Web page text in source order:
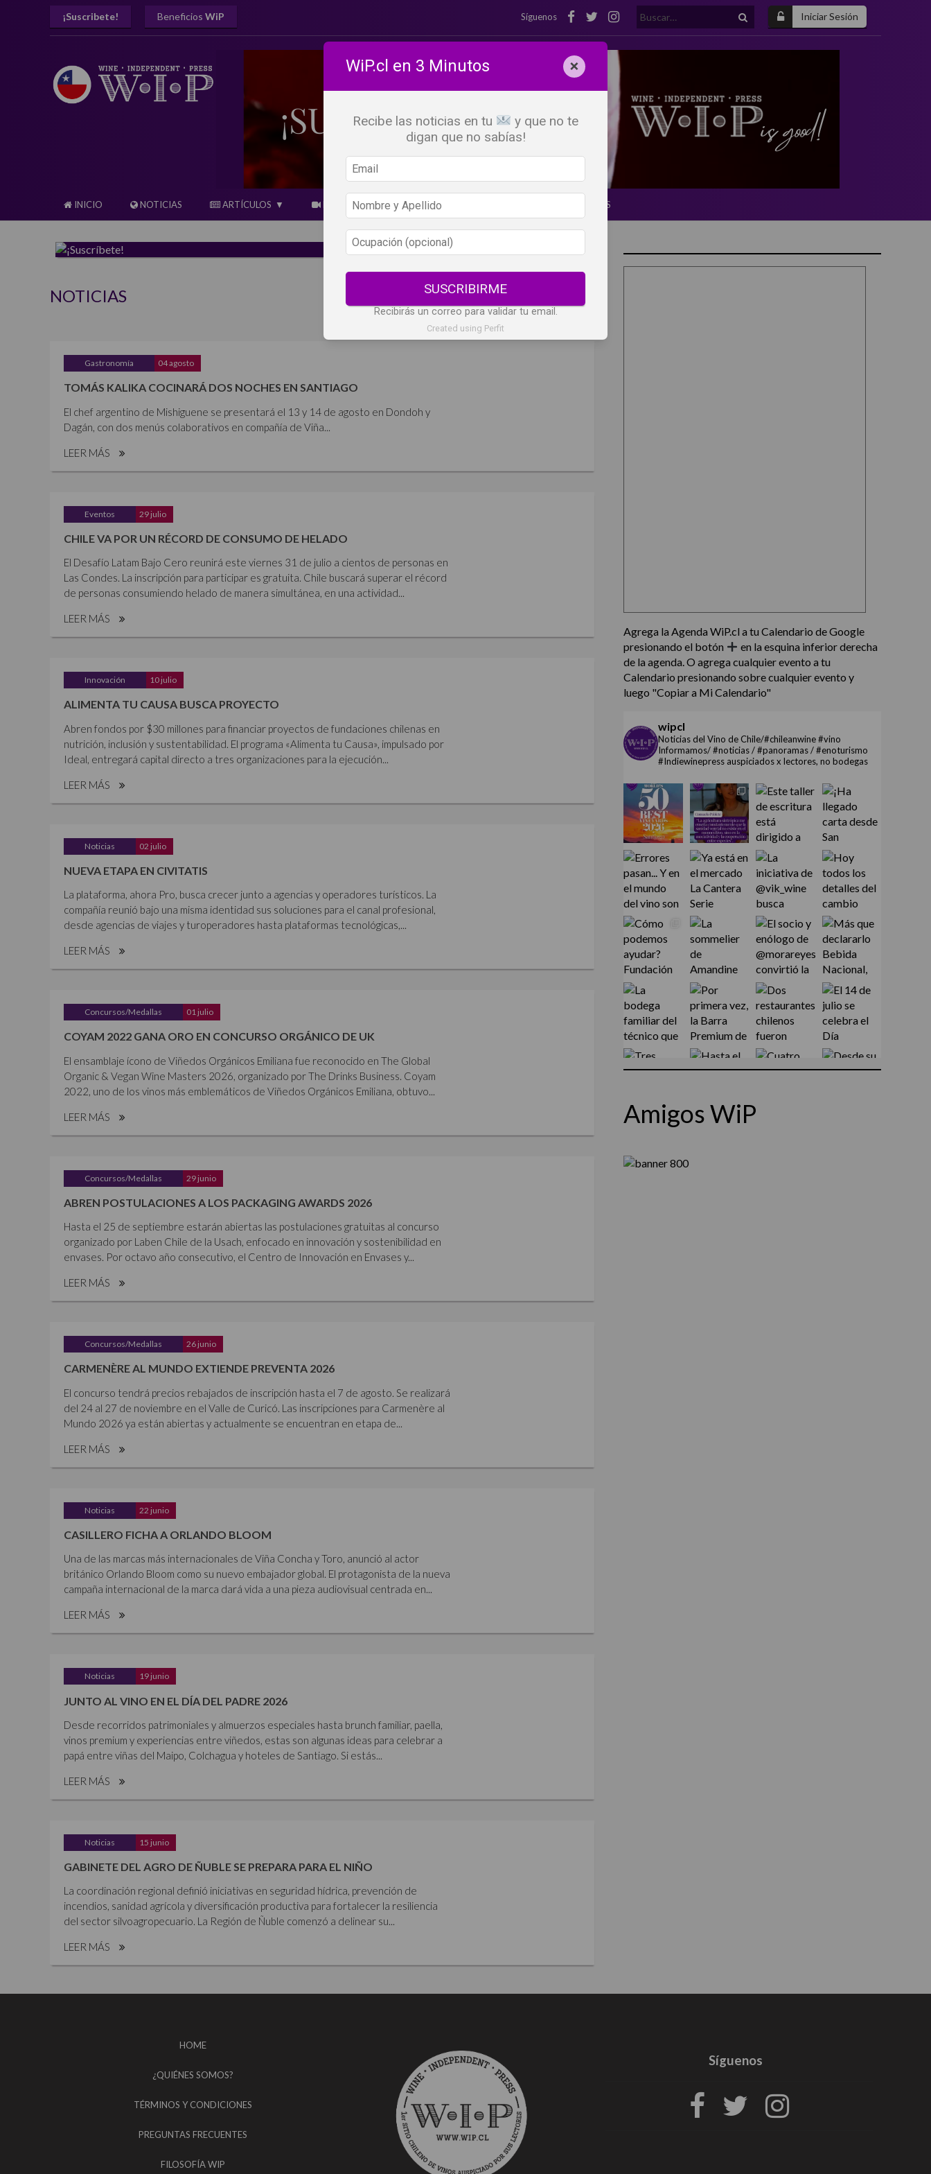
Iniciar Sesión
¡Suscribete! Beneficios WiP Buscar:
Síguenos
INICIO NOTICIAS ARTÍCULOS BEBER X LOS OJOS GLOSARIO DEL VINO PANORAMAS
NOTICIAS
Gastronomía 04 agosto
TOMÁS KALIKA COCINARÁ DOS NOCHES EN SANTIAGO
El chef argentino de Mishiguene se presentará el 13 y 14 de agosto en Dondoh y
Dagán, con dos menús colaborativos en compañía de Viña...
LEER MÁS
Eventos 29 julio
CHILE VA POR UN RÉCORD DE CONSUMO DE HELADO
El Desafío Latam Bajo Cero reunirá este viernes 31 de julio a cientos de personas en
Las Condes. La inscripción para participar es gratuita. Chile buscará superar el récord
de personas consumiendo helado de manera simultánea, en una actividad...
LEER MÁS
Innovación 10 julio
ALIMENTA TU CAUSA BUSCA PROYECTO
Abren fondos por $30 millones para financiar proyectos de fundaciones chilenas en
nutrición, inclusión y sustentabilidad. El programa «Alimenta tu Causa», impulsado por
Ideal, entregará capital directo a tres organizaciones para la ejecución...
LEER MÁS
Noticias 02 julio
NUEVA ETAPA EN CIVITATIS
La plataforma, ahora Pro, busca crecer junto a agencias y operadores turísticos. La
compañía reunió bajo una misma identidad sus soluciones para el canal profesional,
desde agencias de viajes y turoperadores hasta plataformas tecnológicas,...
LEER MÁS
Concursos/Medallas 01 julio
COYAM 2022 GANA ORO EN CONCURSO ORGÁNICO DE UK
El ensamblaje ícono de Viñedos Orgánicos Emiliana fue reconocido en The Global
Organic & Vegan Wine Masters 2026, organizado por The Drinks Business. Coyam
2022, uno de los vinos más emblemáticos de Viñedos Orgánicos Emiliana, obtuvo...
LEER MÁS
Concursos/Medallas 29 junio
ABREN POSTULACIONES A LOS PACKAGING AWARDS 2026
Hasta el 25 de septiembre estarán abiertas las postulaciones gratuitas al concurso
organizado por Laben Chile de la Usach, enfocado en innovación y sostenibilidad en
envases. Por octavo año consecutivo, el Centro de Innovación en Envases y...
LEER MÁS
Concursos/Medallas 26 junio
CARMENÈRE AL MUNDO EXTIENDE PREVENTA 2026
El concurso tendrá precios rebajados de inscripción hasta el 7 de agosto. Se realizará
del 24 al 27 de noviembre en el Valle de Curicó. Las inscripciones para Carmenère al
Mundo 2026 ya están abiertas y actualmente se encuentran en etapa de...
LEER MÁS
Noticias 22 junio
CASILLERO FICHA A ORLANDO BLOOM
Una de las marcas más internacionales de Viña Concha y Toro, anunció al actor
británico Orlando Bloom como su nuevo embajador global. El protagonista de la nueva
campaña internacional de la marca dará vida a una pieza audiovisual centrada en...
LEER MÁS
Noticias 19 junio
JUNTO AL VINO EN EL DÍA DEL PADRE 2026
Desde recorridos patrimoniales y almuerzos especiales hasta brunch familiar, paella,
vinos premium y experiencias entre viñedos, estas son algunas ideas para celebrar a
papá entre viñas del Maipo, Colchagua y hoteles de Santiago. Si estás...
LEER MÁS
Noticias 15 junio
GABINETE DEL AGRO DE ÑUBLE SE PREPARA PARA EL NIÑO
La coordinación regional definió iniciativas en seguridad hídrica, prevención de
incendios, sanidad agrícola y diversificación productiva para fortalecer la resiliencia
del sector silvoagropecuario. La Región de Ñuble comenzó a delinear su...
LEER MÁS
Agrega la Agenda WiP.cl a tu Calendario de Google
presionando el botón
en la esquina inferior derecha
de la agenda. O agrega cualquier evento a tu
Calendario presionando sobre cualquier evento y
luego "Copiar a Mi Calendario"
wipcl
Noticias del Vino de Chile/#chileanwine #vino
Informamos/ #noticias / #panoramas / #enoturismo
#Indiewinepress auspiciados x lectores, no bodegas
Amigos WiP
HOME
¿QUIÉNES SOMOS?
TÉRMINOS Y CONDICIONES
PREGUNTAS FRECUENTES
FILOSOFÍA WIP
Síguenos
WiP.cl en 3 Minutos ×
Recibe las noticias en tu
y que no te
digan que no sabías!
SUSCRIBIRME
Recibirás un correo para validar tu email.
Created using Perfit